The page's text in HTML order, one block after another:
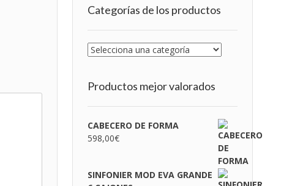
Categorías de los productos
Productos mejor valorados
CABECERO DE FORMA
598,00€
SINFONIER MOD EVA GRANDE